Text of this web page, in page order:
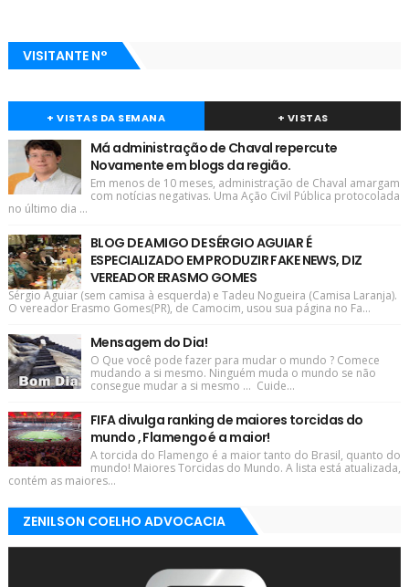
VISITANTE N°
+ VISTAS DA SEMANA + VISTAS
Má administração de Chaval repercute
Novamente em blogs da região.
Em menos de 10 meses, administração de Chaval amargam
com notícias negativas. Uma Ação Civil Pública protocolada
no último dia ...
BLOG DE AMIGO DE SÉRGIO AGUIAR É
ESPECIALIZADO EM PRODUZIR FAKE NEWS, DIZ
VEREADOR ERASMO GOMES
Sérgio Aguiar (sem camisa à esquerda) e Tadeu Nogueira (Camisa Laranja).
O vereador Erasmo Gomes(PR), de Camocim, usou sua página no Fa...
Mensagem do Dia!
O Que você pode fazer para mudar o mundo ? Comece
mudando a si mesmo. Ninguém muda o mundo se não
consegue mudar a si mesmo ... Cuide...
FIFA divulga ranking de maiores torcidas do
mundo , Flamengo é a maior!
A torcida do Flamengo é a maior tanto do Brasil, quanto do
mundo! Maiores Torcidas do Mundo. A lista está atualizada,
contém as maiores...
ZENILSON COELHO ADVOCACIA